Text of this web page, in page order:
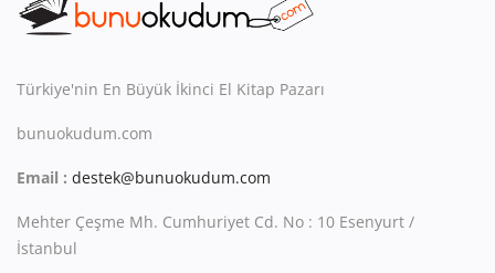
Kitaplığım
İletişim
TRY (₺)
Türkiye'nin En Büyük İkinci El Kitap Pazarı
bunuokudum.com
Email : destek@bunuokudum.com
Mehter Çeşme Mh. Cumhuriyet Cd. No : 10 Esenyurt /
İstanbul